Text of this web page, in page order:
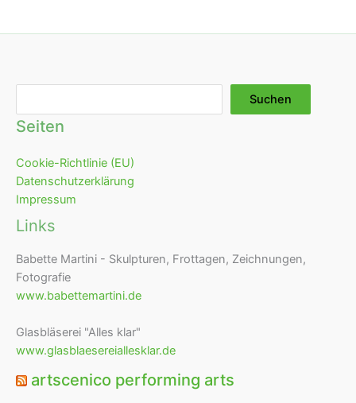
Suchen
Seiten
Cookie-Richtlinie (EU)
Datenschutzerklärung
Impressum
Links
Babette Martini - Skulpturen, Frottagen, Zeichnungen,
Fotografie
www.babettemartini.de
Glasbläserei "Alles klar"
www.glasblaesereiallesklar.de
artscenico performing arts